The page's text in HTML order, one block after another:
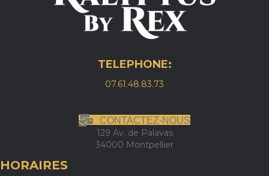
TELEPHONE:
07.61.48.83.73
CONTACTEZ-NOUS
129 Av. de Palavas
34000 Montpellier
HORAIRES